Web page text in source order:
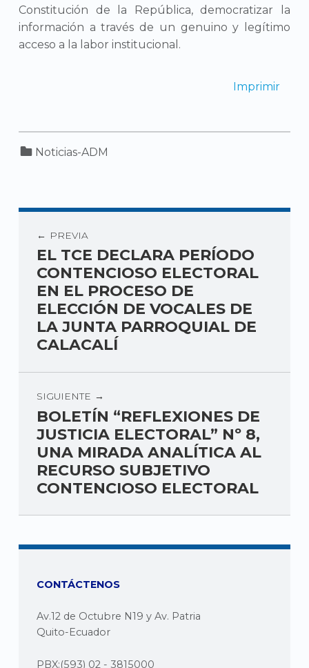
Constitución de la República, democratizar la
información a través de un genuino y legítimo
acceso a la labor institucional.
Imprimir
Noticias-ADM
PREVIA
EL TCE DECLARA PERÍODO
CONTENCIOSO ELECTORAL
EN EL PROCESO DE
ELECCIÓN DE VOCALES DE
LA JUNTA PARROQUIAL DE
CALACALÍ
SIGUIENTE
BOLETÍN “REFLEXIONES DE
JUSTICIA ELECTORAL” Nº 8,
UNA MIRADA ANALÍTICA AL
RECURSO SUBJETIVO
CONTENCIOSO ELECTORAL
CONTÁCTENOS
Av.12 de Octubre N19 y Av. Patria
Quito-Ecuador
PBX:(593) 02 - 3815000